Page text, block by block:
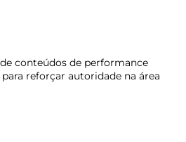
conteúdos de performance
reforçar autoridade na área